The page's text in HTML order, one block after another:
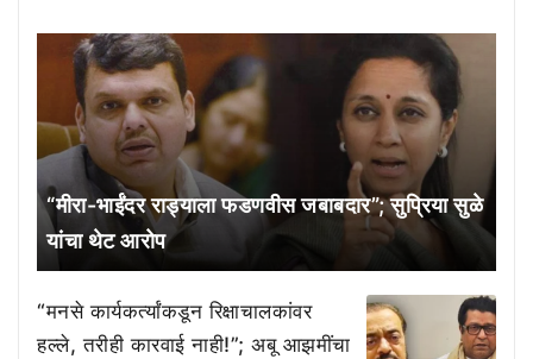
“मीरा-भाईंदर राड्याला फडणवीस जबाबदार”; सुप्रिया सुळे
यांचा थेट आरोप
“मनसे कार्यकर्त्यांकडून रिक्षाचालकांवर
हल्ले, तरीही कारवाई नाही!”; अबू आझमींचा